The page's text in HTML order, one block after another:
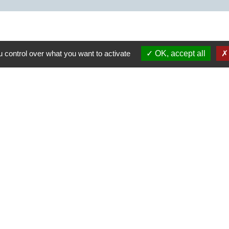
open_in_newover what you want to activate OK, accept all